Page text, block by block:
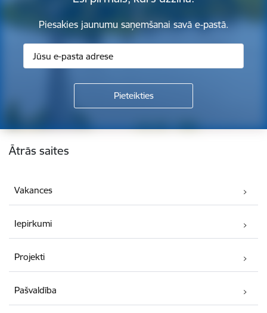
Piesakies jaunumu saņemšanai savā e-pastā.
Kājene
Ātrās saites
Vakances
Iepirkumi
Projekti
Pašvaldība